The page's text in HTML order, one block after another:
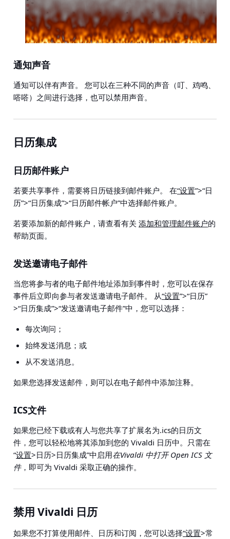
通知声音
通知可以伴有声音。 您可以在三种不同的声音（叮、鸡鸣、
嗒嗒）之间进行选择，也可以禁用声音。
日历集成
日历邮件账户
若要共享事件，需要将日历链接到邮件账户。 在“设置”>“日
历”>“日历集成”>“日历邮件帐户”中选择邮件账户。
若要添加新的邮件账户，请查看有关 添加和管理邮件账户的
帮助页面。
发送邀请电子邮件
当您将参与者的电子邮件地址添加到事件时，您可以在保存
事件后立即向参与者发送邀请电子邮件。 从“设置”>“日历”
>“日历集成”>“发送邀请电子邮件”中，您可以选择：
每次询问；
始终发送消息；或
从不发送消息。
如果您选择发送邮件，则可以在电子邮件中添加注释。
ICS文件
如果您已经下载或有人与您共享了扩展名为.ics的日历文
件，您可以轻松地将其添加到您的 Vivaldi 日历中。只需在
“设置>日历>日历集成”中启用在Vivaldi 中打开 Open ICS 文
件，即可为 Vivaldi 采取正确的操作。
禁用 Vivaldi 日历
如果您不打算使用邮件、日历和订阅，您可以选择“设置>常